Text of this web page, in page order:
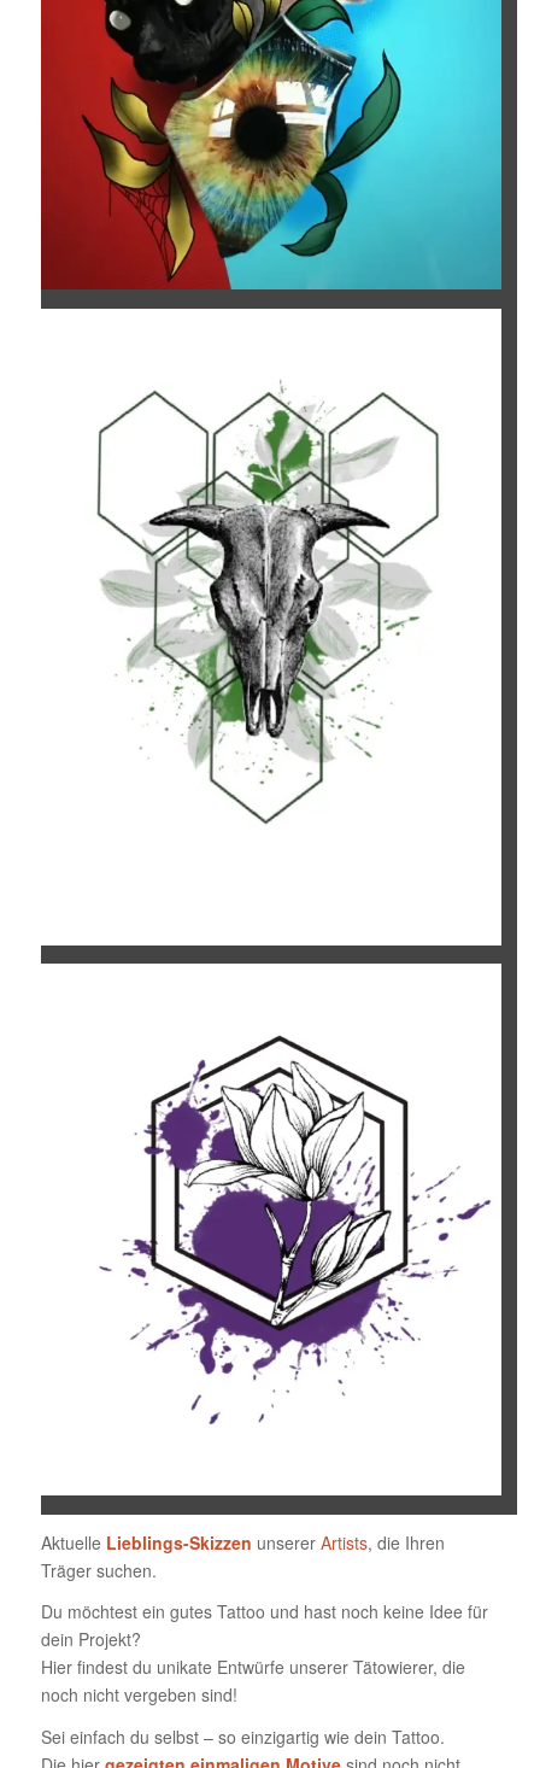
Aktuelle Lieblings-Skizzen unserer Artists, die Ihren
Träger suchen.
Du möchtest ein gutes Tattoo und hast noch keine Idee für
dein Projekt?
Hier findest du unikate Entwürfe unserer Tätowierer, die
noch nicht vergeben sind!
Sei einfach du selbst – so einzigartig wie dein Tattoo.